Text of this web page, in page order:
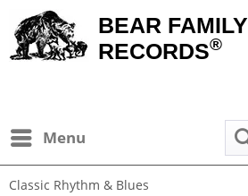
BEAR FAMILY
RECORDS®
Menu
Classic Rhythm & Blues